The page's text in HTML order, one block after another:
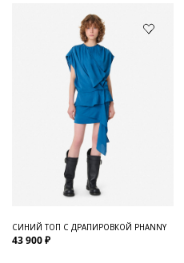
СИНИЙ ТОП С ДРАПИРОВКОЙ PHANNY
43 900 ₽